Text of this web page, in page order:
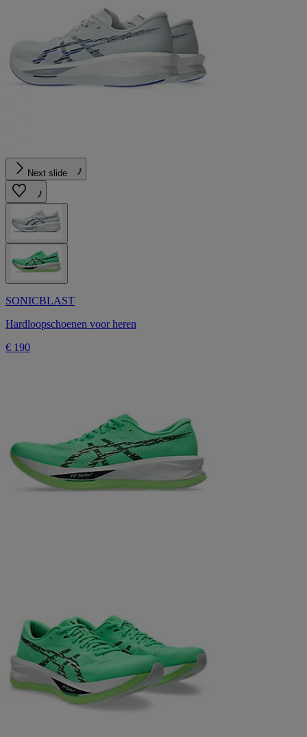
Next slide
SONICBLAST
Hardloopschoenen voor heren
€ 190